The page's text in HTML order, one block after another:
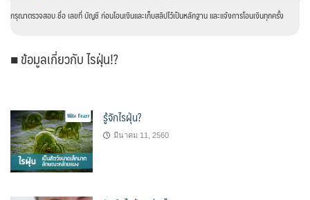
กรุณาตรวจสอบ ชื่อ เลขที่ บัญชี ก่อนโอนเงินและเก็บสลิปไว้เป็นหลักฐาน และแจ้งการโอนเงินทุกครั้ง
■ ข้อมูลเกี่ยวกับ ไรฝุ่น!?
รู้จักไรฝุ่น?
มีนาคม 11, 2560